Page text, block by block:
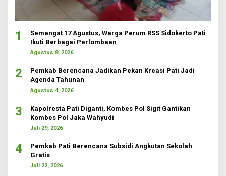
1
Semangat 17 Agustus, Warga Perum RSS Sidokerto Pati
Ikuti Berbagai Perlombaan
Agustus 8, 2026
2
Pemkab Berencana Jadikan Pekan Kreasi Pati Jadi
Agenda Tahunan
Agustus 4, 2026
3
Kapolresta Pati Diganti, Kombes Pol Sigit Gantikan
Kombes Pol Jaka Wahyudi
Juli 29, 2026
4
Pemkab Pati Berencana Subsidi Angkutan Sekolah
Gratis
Juli 22, 2026